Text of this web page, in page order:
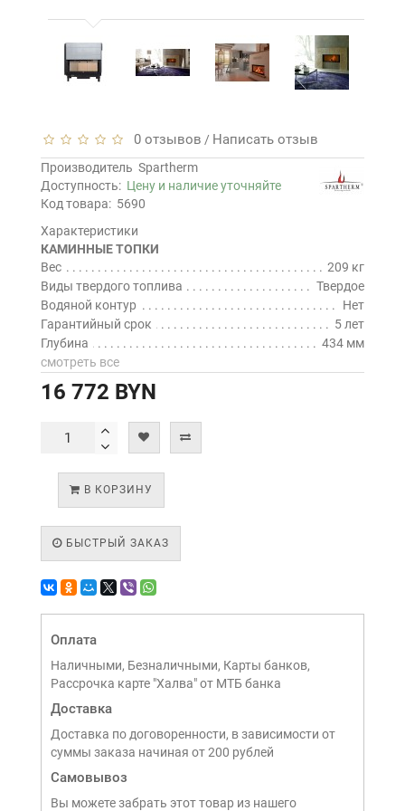
0 отзывов / Написать отзыв
Производитель Spartherm
Доступность: Цену и наличие уточняйте
Код товара: 5690
Характеристики
КАМИННЫЕ ТОПКИ
Вес
209 кг
Виды твердого топлива
Твердое
Водяной контур
Нет
Гарантийный срок
5 лет
Глубина
434 мм
смотреть все
16 772 BYN
В КОРЗИНУ
БЫСТРЫЙ ЗАКАЗ
Оплата
Наличными, Безналичными, Карты банков,
Рассрочка карте "Халва" от МТБ банка
Доставка
Доставка по договоренности, в зависимости от
суммы заказа начиная от 200 рублей
Самовывоз
Вы можете забрать этот товар из нашего